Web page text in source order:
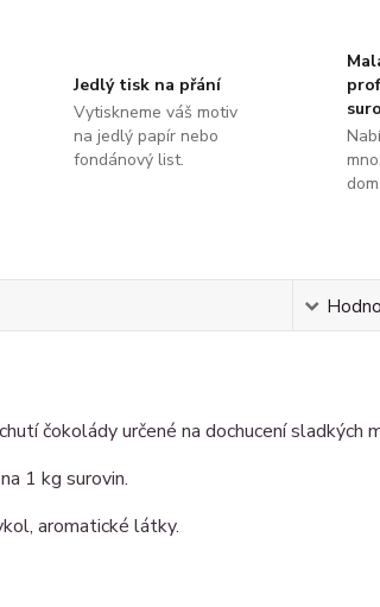
Jedlý tisk na přání
Vytiskneme váš motiv
na jedlý papír nebo
fondánový list.
čokolády určené na dochucení sladkých
1 kg surovin.
aromatické látky.